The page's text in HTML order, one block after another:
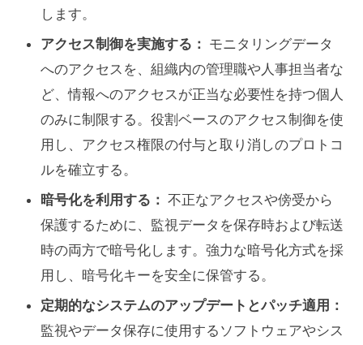
します。
アクセス制御を実施する： モニタリングデータ
へのアクセスを、組織内の管理職や人事担当者な
ど、情報へのアクセスが正当な必要性を持つ個人
のみに制限する。役割ベースのアクセス制御を使
用し、アクセス権限の付与と取り消しのプロトコ
ルを確立する。
暗号化を利用する： 不正なアクセスや傍受から
保護するために、監視データを保存時および転送
時の両方で暗号化します。強力な暗号化方式を採
用し、暗号化キーを安全に保管する。
定期的なシステムのアップデートとパッチ適用：
監視やデータ保存に使用するソフトウェアやシス